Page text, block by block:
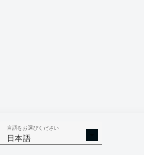
言語をお選びください
日本語